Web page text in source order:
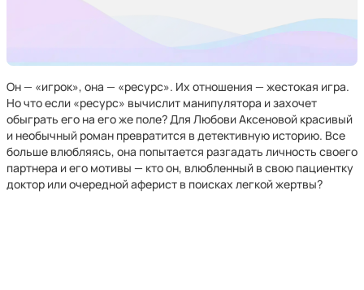
Он — «игрок», она — «ресурс». Их отношения — жестокая игра.
Но что если «ресурс» вычислит манипулятора и захочет
обыграть его на его же поле? Для Любови Аксеновой красивый
и необычный роман превратится в детективную историю. Все
больше влюбляясь, она попытается разгадать личность своего
партнера и его мотивы — кто он, влюбленный в свою пациентку
доктор или очередной аферист в поисках легкой жертвы?